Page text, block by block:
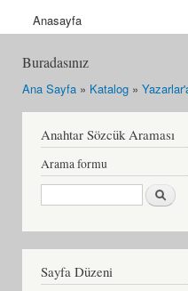
Anasayfa
Buradasınız
Ana Sayfa » Katalog »
Anahtar Sözcük Araması
Arama formu
Ara
Sayfa Düzeni